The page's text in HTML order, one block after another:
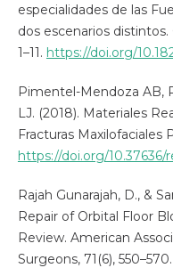
especialidades de las
dos escenarios distintos.
1–11. https://doi.org/
Pimentel-Mendoza AB,
LJ. (2018). Materiales
Fracturas Maxilofaciales
https://doi.org/10.37636/
Rajah Gunarajah, D., &
Repair of Orbital Floor
Review. American
Surgeons, 71(6), 550–570.